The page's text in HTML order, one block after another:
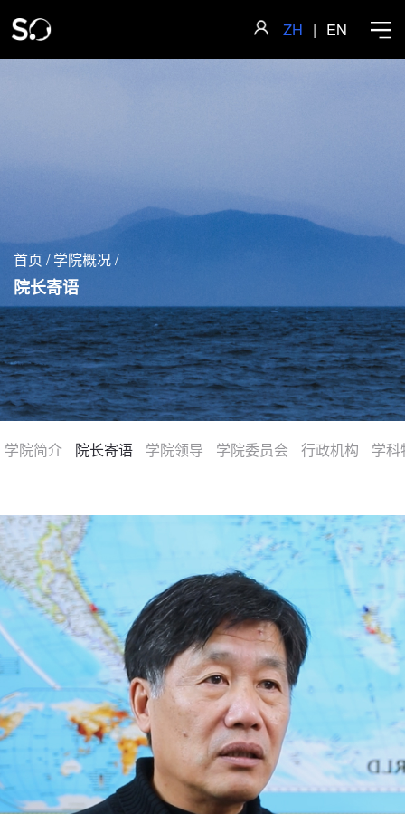
ZH | EN
师资队伍
科学研究
人才培养
国际交流
学生工作
党群工作
海洋之家
通知公告
首页 /学院概况/
院长寄语
学院简介 院长寄语 学院领导 学院委员会 行政机构 学科